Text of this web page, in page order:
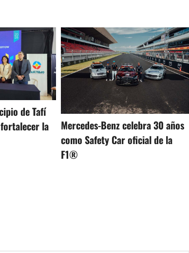
de Tafí
la
Mercedes-Benz celebra 30 años
como Safety Car oficial de la
F1®